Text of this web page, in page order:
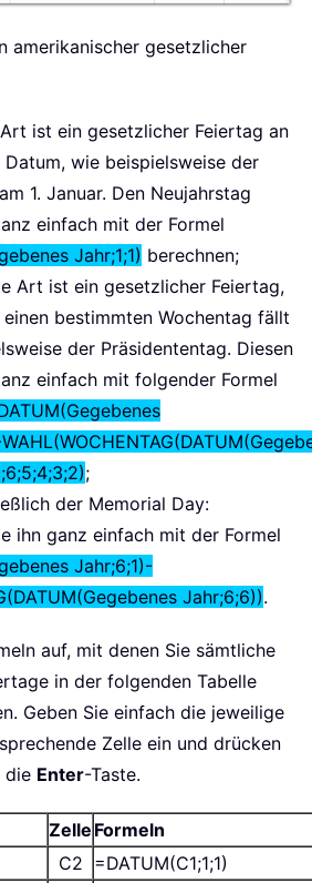
amerikanischer gesetzlicher
ist ein gesetzlicher Feiertag an
wie beispielsweise der
1. Januar. Den Neujahrstag
einfach mit der Formel
Jahr;1;1) berechnen;
Art ist ein gesetzlicher Feiertag,
bestimmten Wochentag fällt
der Präsidententag. Diesen
einfach mit folgender Formel
;
der Memorial Day:
ihn ganz einfach mit der Formel
Jahr;6;1)-
Jahr;6;6)).
auf, mit denen Sie sämtliche
in der folgenden Tabelle
Geben Sie einfach die jeweilige
Zelle ein und drücken
die Enter-Taste.
Zelle Formeln
C2 =DATUM(C1;1;1)